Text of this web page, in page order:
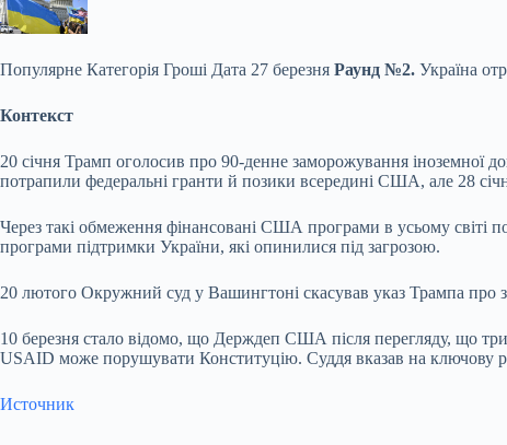
Популярне Категорія Гроші Дата 27 березня Раунд №2. Україна
Контекст
20 січня Трамп оголосив про 90-денне заморожування іноземної
потрапили федеральні гранти й позики всередині США, але 28
Через такі обмеження фінансовані США програми в усьому світі
програми підтримки України, які опинилися під загрозою.
20 лютого Окружний суд у Вашингтоні скасував указ Трампа про
10 березня стало відомо, що Держдеп США після перегляду, що
USAID може порушувати Конституцію. Суддя вказав на ключову
Источник